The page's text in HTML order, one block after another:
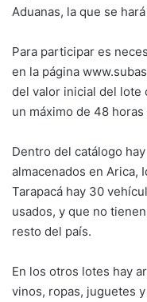
Aduanas, la que se
Para participar es
en la página
del valor inicial del lote
un máximo de 48
Dentro del catálogo
almacenados en Arica,
Tarapacá hay 30
usados, y que no
resto del país.
En los otros lotes hay
vinos, ropas, juguetes